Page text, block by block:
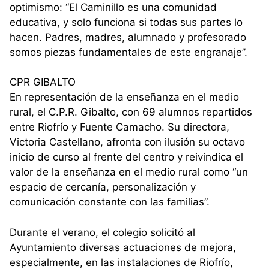
optimismo: “El Caminillo es una comunidad
educativa, y solo funciona si todas sus partes lo
hacen. Padres, madres, alumnado y profesorado
somos piezas fundamentales de este engranaje”.
CPR GIBALTO
En representación de la enseñanza en el medio
rural, el C.P.R. Gibalto, con 69 alumnos repartidos
entre Riofrío y Fuente Camacho. Su directora,
Victoria Castellano, afronta con ilusión su octavo
inicio de curso al frente del centro y reivindica el
valor de la enseñanza en el medio rural como “un
espacio de cercanía, personalización y
comunicación constante con las familias”.
Durante el verano, el colegio solicitó al
Ayuntamiento diversas actuaciones de mejora,
especialmente, en las instalaciones de Riofrío,